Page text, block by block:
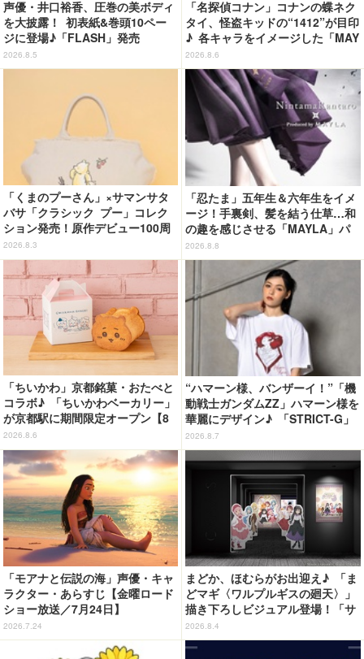
声優・井口裕香、圧巻の美ボディ
を大披露！ 初表紙&巻頭10ペー
ジに登場♪「FLASH」発売
2026.8.5
「名探偵コナン」コナンの蝶ネク
タイ、怪盗キッドの“1412”が目印
♪ 各キャラをイメージした「MAY
LA」リングセットがセール中
2026.8.6
「くまのプーさん」×サマンサタ
バサ「クラシック プー」コレク
ション発売！原作デビュー100周
年記念でハンドバッグや財布など
全6種が登場
2026.8.3
「忍たま」五年生＆六年生をイメ
ージ！手裏剣、髪を結う仕草…和
の趣を感じさせる「MAYLA」パ
ンプス
2026.8.8
「ちいかわ」京都銘菓・おたべと
コラボ♪ 「ちいかわベーカリー」
が京都駅に期間限定オープン【8
月13日～】
2026.8.6
“ハマーン様、バンザーイ！”「機
動戦士ガンダムZZ」ハマーン様を
華麗にデザイン♪ 「STRICT-G」
Tシャツなどミニコレクション登
場
2026.8.7
「モアナと伝説の海」声優・キャ
ラクター・あらすじ【金曜ロード
ショー放送／7月24日】
2026.7.24
まどか、ほむらがお出迎え♪ 「ま
どマギ〈ワルプルギスの廻天〉」
描き下ろしビジュアル登場！「サ
ンシャインシティプリンスホテ
ル」コラボ開催
2026.8.4